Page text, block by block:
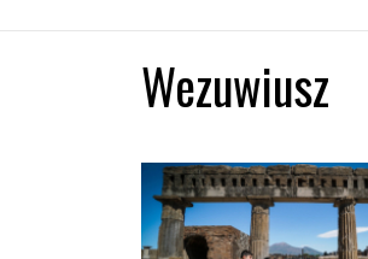
Wezuwiusz